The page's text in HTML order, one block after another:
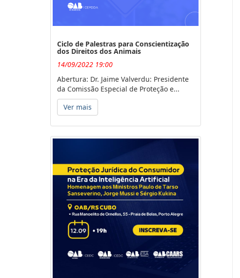
Ciclo de Palestras para Conscientização
dos Direitos dos Animais
14/09/2022 19:00
Abertura: Dr. Jaime Valverdu: Presidente
da Comissão Especial de Proteção e...
Ver mais